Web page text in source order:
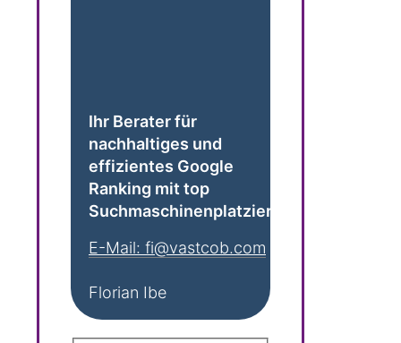
Ihr Berater für
nachhaltiges und
effizientes Google
Ranking mit top
Suchmaschinenplatzierungen:
E-Mail: fi@vastcob.com
Florian Ibe